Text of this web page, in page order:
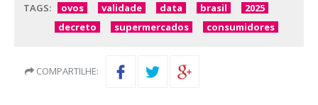
TAGS: ovos validade data brasil
2025
decreto
supermercados consumidores
COMPARTILHE: